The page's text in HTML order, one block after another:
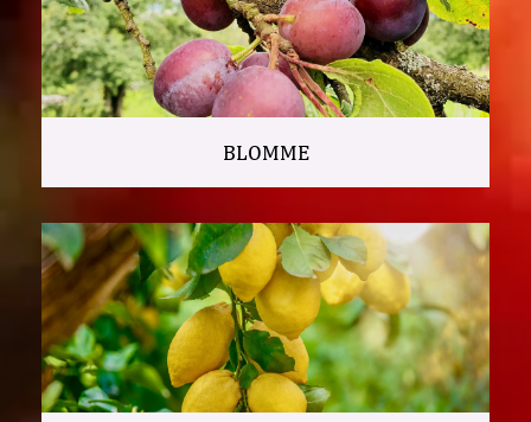
BLOMME